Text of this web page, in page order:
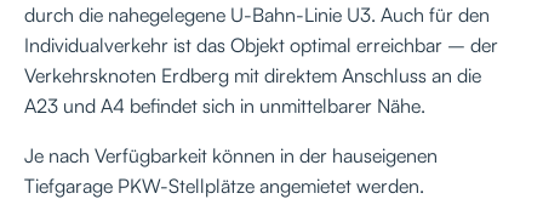
durch die nahegelegene U-Bahn-Linie U3. Auch für den
Individualverkehr ist das Objekt optimal erreichbar – der
Verkehrsknoten Erdberg mit direktem Anschluss an die
A23 und A4 befindet sich in unmittelbarer Nähe.
Je nach Verfügbarkeit können in der hauseigenen
Tiefgarage PKW-Stellplätze angemietet werden.